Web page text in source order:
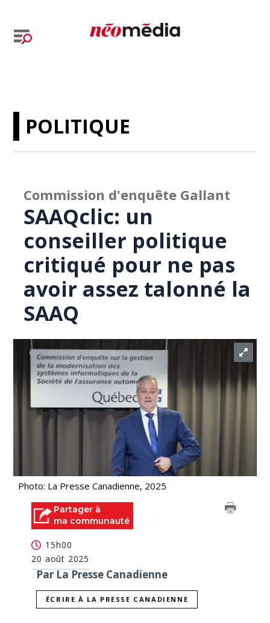
POLITIQUE
Commission d'enquête Gallant
SAAQclic: un
conseiller politique
critiqué pour ne pas
avoir assez talonné la
SAAQ
Photo: La Presse Canadienne, 2025
Partager à
ma communauté
15h00
20 août 2025
Par La Presse Canadienne
ÉCRIRE À LA PRESSE CANADIENNE